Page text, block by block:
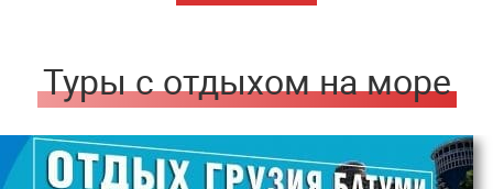
Туры с отдыхом на море